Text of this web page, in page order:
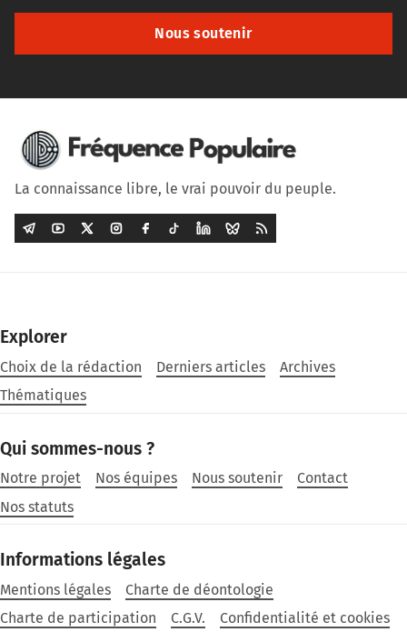
Nous soutenir
La connaissance libre, le vrai pouvoir du peuple.
Explorer
Choix de la rédaction Derniers articles
Archives
Thématiques
Qui sommes-nous ?
Notre projet Nos équipes Nous soutenir
Contact
Nos statuts
Informations légales
Mentions légales
Charte de déontologie
Charte de participation
C.G.V. Confidentialité et cookies